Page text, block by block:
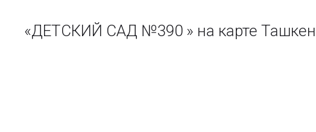
«ДЕТСКИЙ САД №390 » на карте